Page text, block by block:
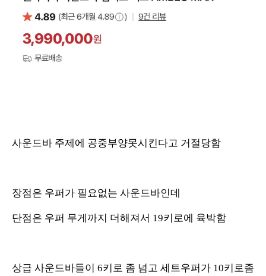
사운드바 주제에 공중부양못시킨다고 거절당함
장점은 우퍼가 필요없는 사운드바인데
단점은 우퍼 무게까지 더해져서 19키로에 육박함
상급 사운드바들이 6키로 좀 넘고 세트우퍼가 10키로좀